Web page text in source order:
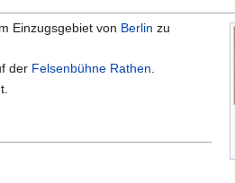
Einzugsgebiet von Berlin zu
der Felsenbühne Rathen